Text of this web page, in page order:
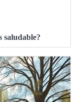
saludable?